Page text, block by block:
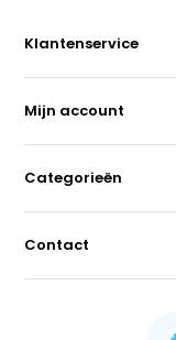
Klantenservice
Mijn account
Categorieën
Contact